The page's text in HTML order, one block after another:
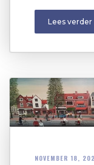
Lees verder
NOVEMBER 18,